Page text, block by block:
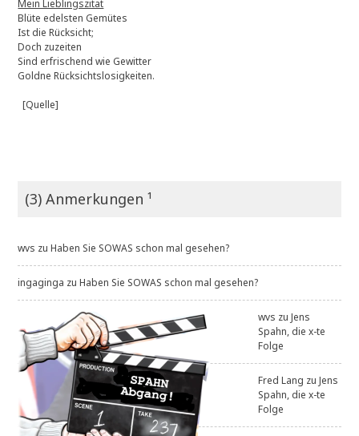
Mein Lieblingszitat
Blüte edelsten Gemütes
Ist die Rücksicht;
Doch zuzeiten
Sind erfrischend wie Gewitter
Goldne Rücksichtslosigkeiten.
[Quelle]
(3) Anmerkungen ¹
wvs zuHaben Sie SOWAS schon mal gesehen?
ingaginga zuHaben Sie SOWAS schon mal gesehen?
wvs zuJens
Spahn, die x-te
Folge
Fred Lang zuJens
Spahn, die x-te
Folge